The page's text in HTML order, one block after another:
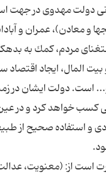
دولت مهدوى در جهت
و معادن)، عمران و
مردم، كمك به
بيت المال، ايجاد اقتصاد
است. دولت ايشان در
كسب خواهد كرد و در
و استفاده صحيح از
است از: (معنويت،